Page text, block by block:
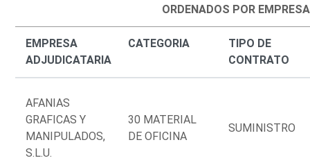
ORDENADOS POR
EMPRESA
ADJUDICATARIA
CATEGORIA
TIPO DE
CONTRATO
AFANIAS
GRAFICAS Y
MANIPULADOS,
S.L.U.
30 MATERIAL
DE OFICINA
SUMINISTRO